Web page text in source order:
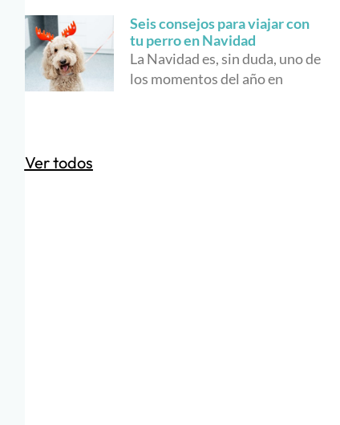
Seis consejos para viajar con
tu perro en Navidad
La Navidad es, sin duda, uno de
los momentos del año en
Ver todos